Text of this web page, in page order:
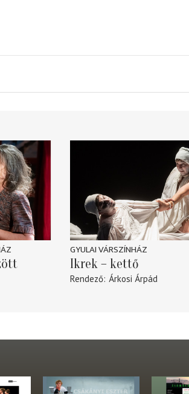
GYULAI VÁRSZÍNHÁZ
Ikrek – kettő
Rendező Árkosi Árpád